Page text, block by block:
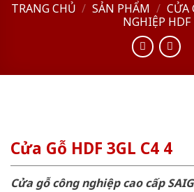
TRANG CHỦ / SẢN PHẨM / CỬA
NGHIỆP HDF
Cửa Gỗ HDF 3GL C4 4
Cửa gỗ công nghiệp cao cấp